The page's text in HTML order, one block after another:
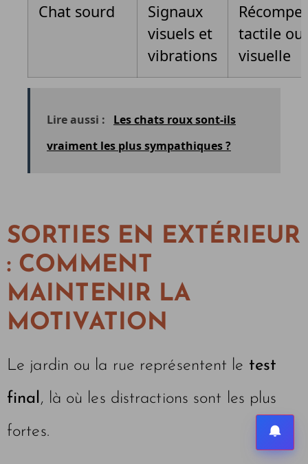
Chat sourd
Signaux
visuels et
vibrations
tactile ou
visuelle
Lire aussi :
Les chats roux sont-ils
vraiment les plus sympathiques ?
SORTIES EN EXTÉRIEUR
: COMMENT
MAINTENIR LA
MOTIVATION
Le jardin ou la rue représentent le test
final, là où les distractions sont les plus
fortes.